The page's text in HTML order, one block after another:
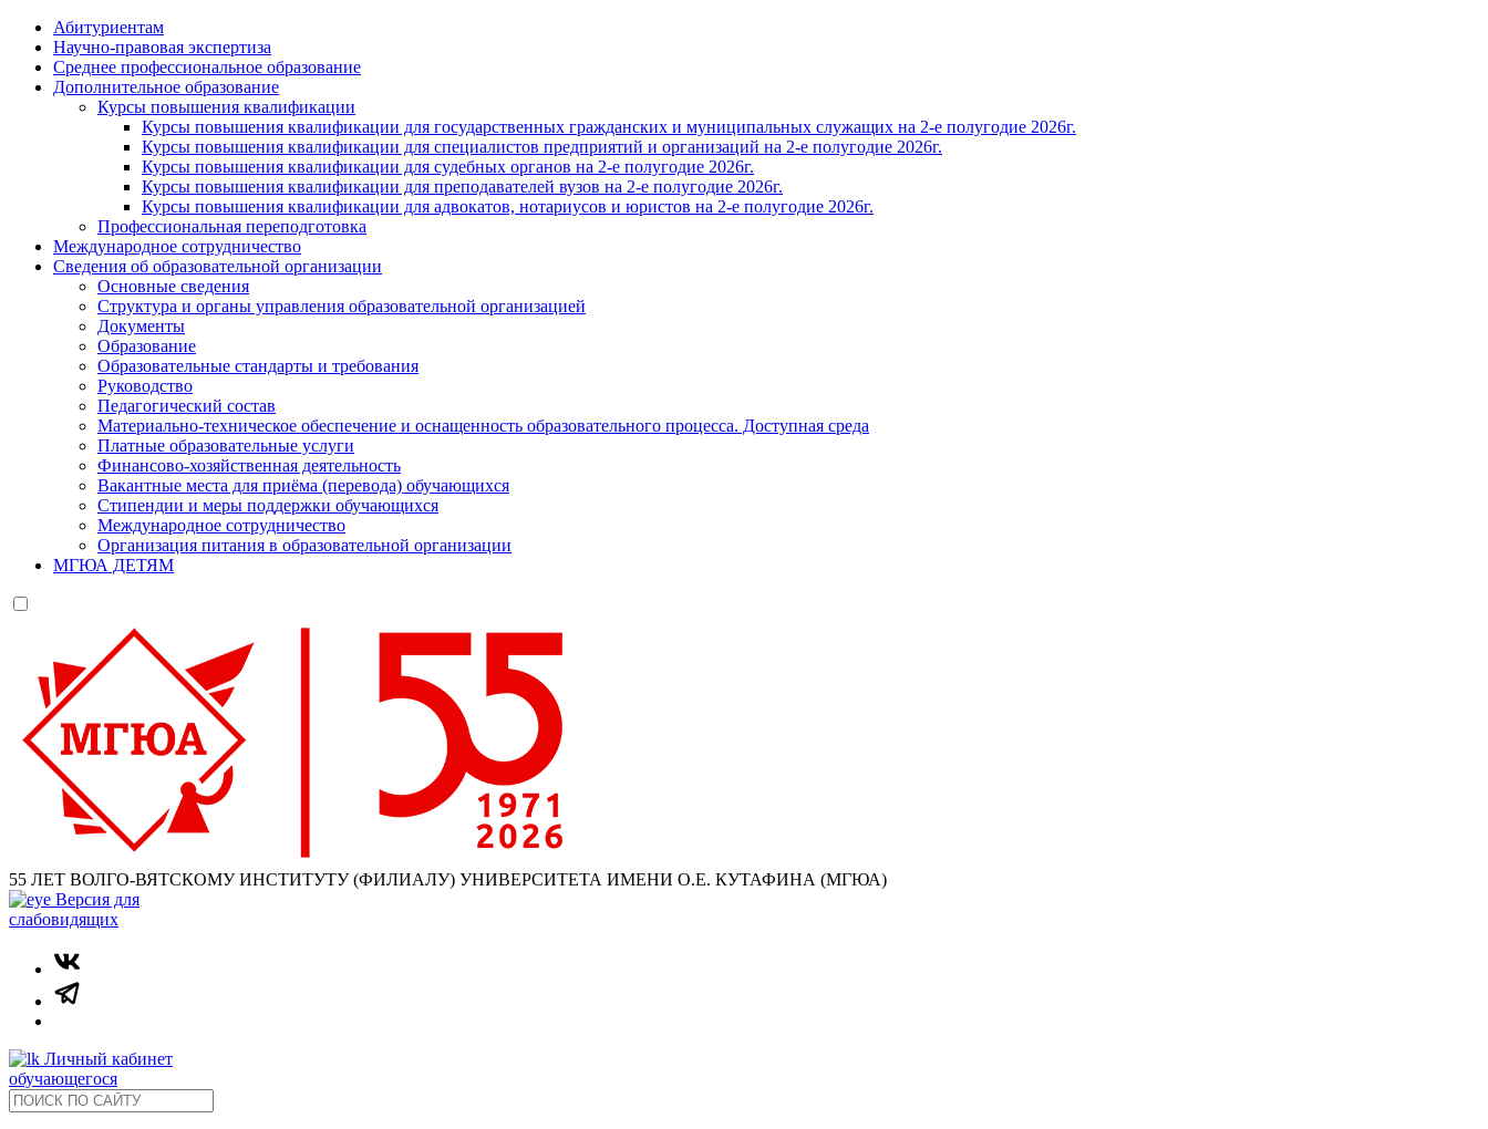
Абитуриентам
Научно-правовая экспертиза
Cреднее профессиональное образование
Дополнительное образование
Курсы повышения квалификации
Курсы повышения квалификации для государственных гражданских и муниципальных служащих на 2-е полугодие 2026г.
Курсы повышения квалификации для специалистов предприятий и организаций на 2-е полугодие 2026г.
Курсы повышения квалификации для судебных органов на 2-е полугодие 2026г.
Курсы повышения квалификации для преподавателей вузов на 2-е полугодие 2026г.
Курсы повышения квалификации для адвокатов, нотариусов и юристов на 2-е полугодие 2026г.
Профессиональная переподготовка
Международное сотрудничество
Сведения об образовательной организации
Основные сведения
Структура и органы управления образовательной организацией
Документы
Образование
Образовательные стандарты и требования
Руководство
Педагогический состав
Материально-техническое обеспечение и оснащенность образовательного процесса. Доступная среда
Платные образовательные услуги
Финансово-хозяйственная деятельность
Вакантные места для приёма (перевода) обучающихся
Стипендии и меры поддержки обучающихся
Международное сотрудничество
Организация питания в образовательной организации
МГЮА ДЕТЯМ
55 ЛЕТ ВОЛГО-ВЯТСКОМУ ИНСТИТУТУ (ФИЛИАЛУ) УНИВЕРСИТЕТА ИМЕНИ О.Е. КУТАФИНА (МГЮА)
Версия для
слабовидящих
Личный кабинет
обучающегося